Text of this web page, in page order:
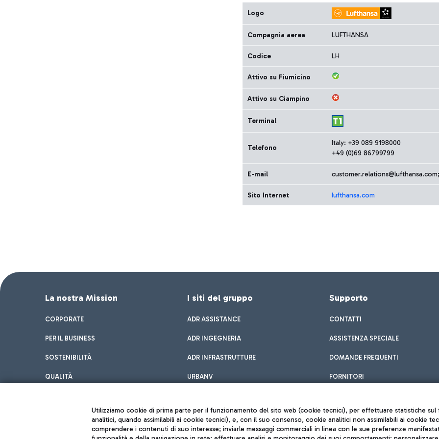
Logo
Compagnia aerea LUFTHANSA
Codice LH
Attivo su Fiumicino
Attivo su Ciampino
Terminal
Telefono
Italy: +39 089 9198000
+49 (0)69 86799799
E-mail
Sito Internet lufthansa.com
La nostra Mission
CORPORATE
PER IL BUSINESS
SOSTENIBILITÀ
QUALITÀ
I siti del gruppo
ADR ASSISTANCE
ADR INGEGNERIA
ADR INFRASTRUTTURE
URBANV
Supporto
CONTATTI
ASSISTENZA SPECIALE
DOMANDE FREQUENTI
FORNITORI
Utilizziamo cookie di prima parte per il funzionamento del sito web (cookie tecnici), per effettuare statistiche
analitici, quando assimilabili ai cookie tecnici), e, con il suo consenso, cookie analitici non assimilabili ai cookie
comprendere i contenuti di suo interesse; inviarle messaggi commerciali in linea con le sue preferenze